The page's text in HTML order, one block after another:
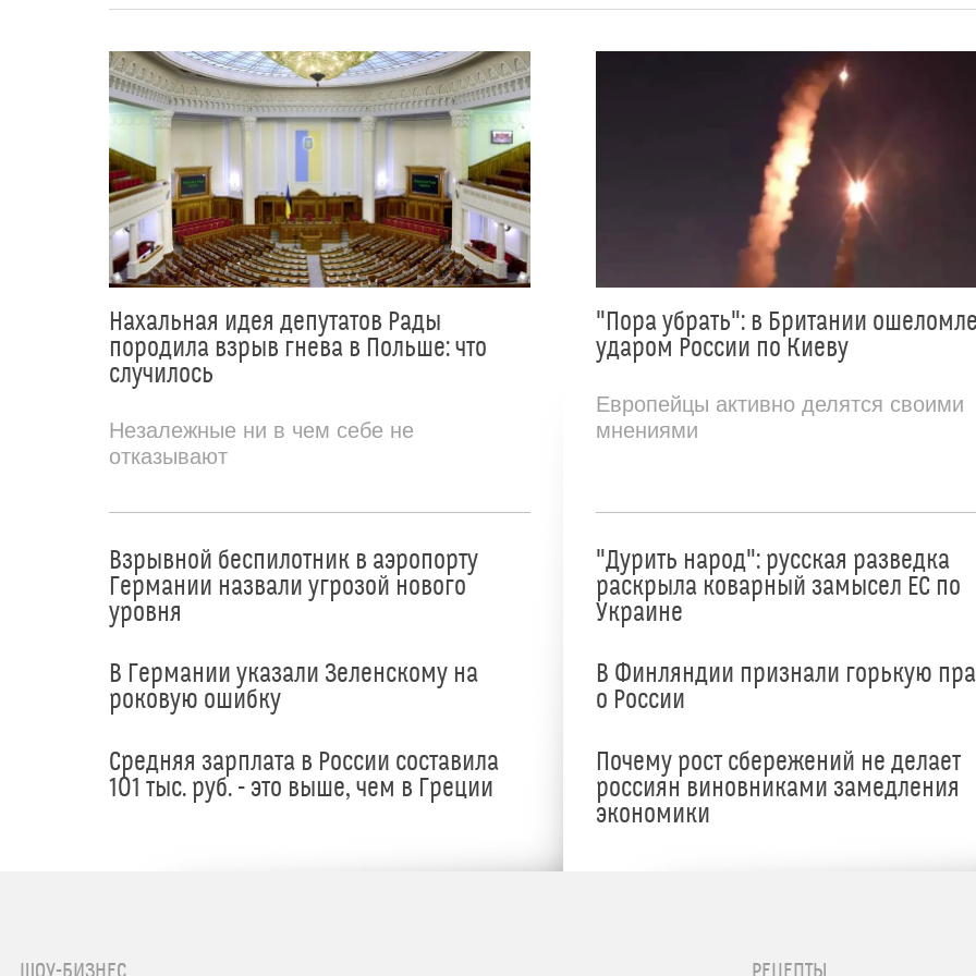
Нахальная идея депутатов Рады
породила взрыв гнева в Польше: что
случилось
Незалежные ни в чем себе не
отказывают
Взрывной беспилотник в аэропорту
Германии назвали угрозой нового
уровня
В Германии указали Зеленскому на
роковую ошибку
Средняя зарплата в России составила
101 тыс. руб. - это выше, чем в Греции
"Пора убрать": в Британии
ударом России по Киеву
Европейцы активно делятся своими
мнениями
"Дурить народ": русская разведка
раскрыла коварный замысел ЕС по
Украине
В Финляндии признали горькую
о России
Почему рост сбережений не делает
россиян виновниками замедления
экономики